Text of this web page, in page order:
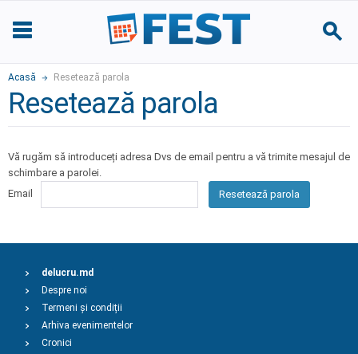
Acasă Resetează parola
Resetează parola
Vă rugăm să introduceți adresa Dvs de email pentru a vă trimite mesajul de
schimbare a parolei.
Email
Resetează parola
delucru.md
Despre noi
Termeni și condiții
Arhiva evenimentelor
Cronici